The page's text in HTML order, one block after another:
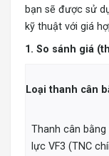
bạn sẽ được sử
kỹ thuật với giá
1. So sánh giá
Loại thanh cân
Thanh cân bằng
lực VF3 (TNC